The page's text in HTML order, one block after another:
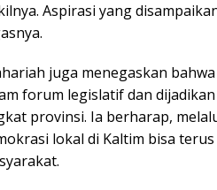
Aspirasi yang
juga menegaskan
forum legislatif dan
provinsi. Ia berharap,
lokal di Kaltim bisa